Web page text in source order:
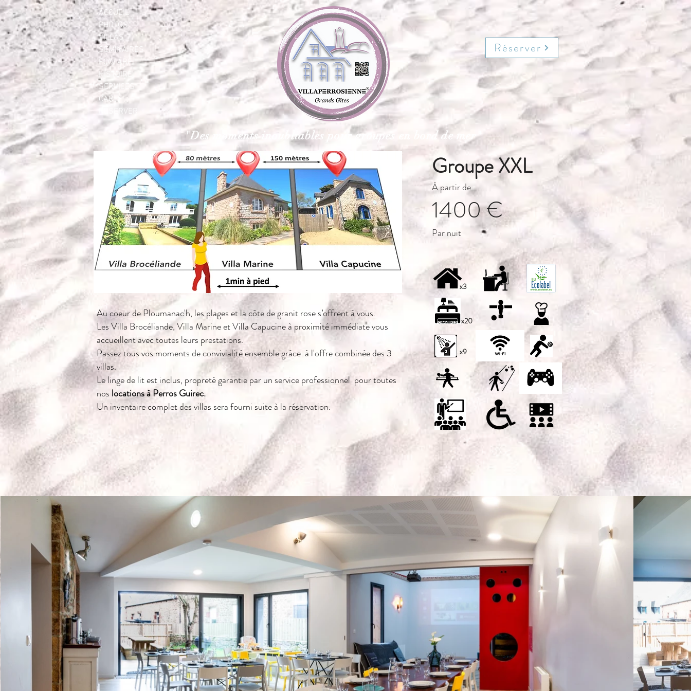
ACCUEIL
PHOTOS
VILLAS
SEMINAIRES
ECOLABEL
HISTOIRE
SERVICES
CARTE
RÉSERVER
Réserver
"Des moments inoubliables pour groupes en bord de mer"
Au coeur de Ploumanac'h, les plages et la côte de granit rose s’offrent à vous.
LesVilla Brocéliande,Villa Marineet Villa Capucine à proximité immédiate vous
accueillent avec toutes leurs prestations.
Passez tous vos moments de convivialité ensemble grâce à l'offre combinée des 3
villas.
Le linge de lit est inclus, propreté garantie par un service professionnel pour toutes
nos locations à Perros Guirec.
Un inventaire complet des villas sera fourni suite à la réservation.
Groupe XXL
À partir de
1400 €
Par nuit
x20
x9
x3